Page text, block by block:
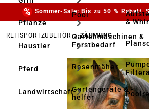
Pflanze
Haustier
Pferd
Landwirtschaft
Pool
Gartenmaschinen &
Forstbedarf
Rasenmäher
Gartengeräte & -
helfer
&
Sommer-Sale: Bis zu 50 % Rabatt.
REITSPORTZUBEHÖR ZÄUMUNG
Bildergalerie überspringen